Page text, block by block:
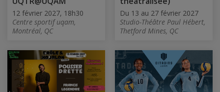
12 février 2027, 18h30
Centre sportif uqam,
Montréal, QC
Du 13 au 27 février 2027
Studio-Théâtre Paul Hébert,
Thetford Mines, QC